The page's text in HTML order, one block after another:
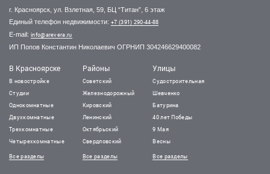
г. Красноярск, ул. Взлетная, 59, БЦ “Титан”, 6 этаж
Единый телефон недвижимости: +7 (391) 290-44-88
E-mail: info@arevera.ru
ИП Попов Константин Николаевич ОГРНИП 304246629400082
В Красноярске
В новостройке
Студии
Однокомнатные
Двухкомнатные
Трехкомнатные
Четырехкомнатные
Все разделы
Районы
Советский
Железнодорожный
Кировский
Ленинский
Октябрьский
Свердловский
Все разделы
Улицы
Судостроительная
Шевченко
Батурина
40 лет Победы
9 Мая
Весны
Все разделы